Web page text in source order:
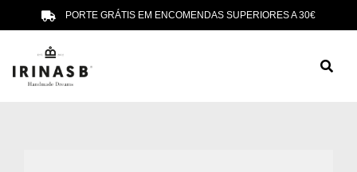
PORTE GRÁTIS EM ENCOMENDAS SUPERIORES A 30€